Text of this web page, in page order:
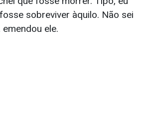
sobreviver àquilo. Não sei
ele.